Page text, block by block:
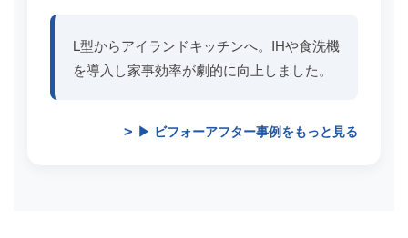
L型からアイランドキッチンへ。IHや食洗機
を導入し家事効率が劇的に向上しました。
▶ ビフォーアフター事例をもっと見る